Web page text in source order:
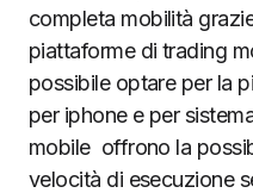
completa mobilità
piattaforme di trading
possibile optare per la
per iphone e per
mobile offrono la
velocità di esecuzione